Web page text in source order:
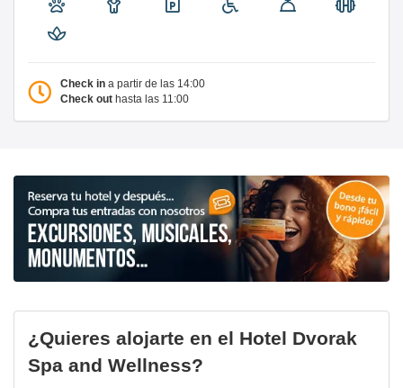
Check in a partir de las 14:00
Check out hasta las 11:00
¿Quieres alojarte en el Hotel Dvorak
Spa and Wellness?